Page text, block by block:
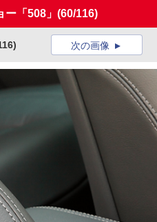
「508」 (60/116)
次の画像